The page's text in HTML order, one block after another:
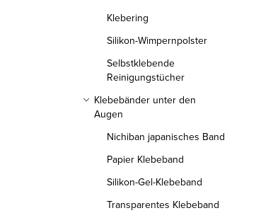
Klebering
Silikon-Wimpernpolster
Selbstklebende
Reinigungstücher
Klebebänder unter den
Augen
Nichiban japanisches Band
Papier Klebeband
Silikon-Gel-Klebeband
Transparentes Klebeband